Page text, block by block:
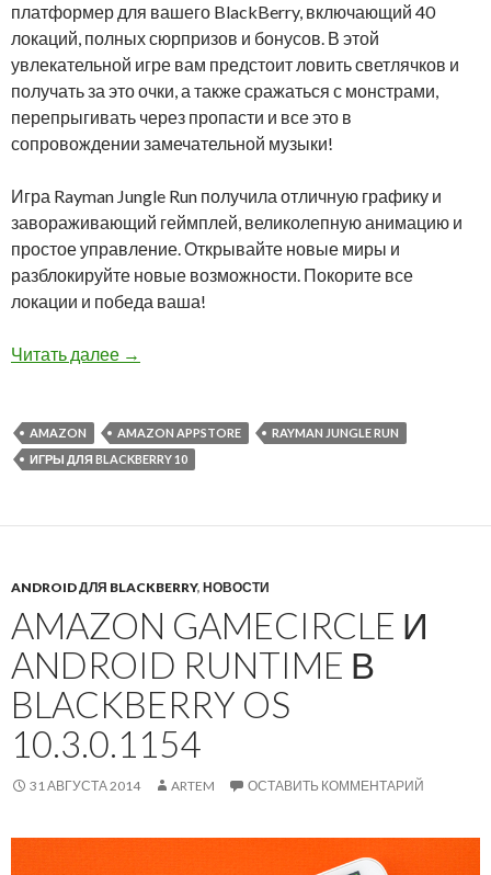
платформер для вашего BlackBerry, включающий 40
локаций, полных сюрпризов и бонусов. В этой
увлекательной игре вам предстоит ловить светлячков и
получать за это очки, а также сражаться с монстрами,
перепрыгивать через пропасти и все это в
сопровождении замечательной музыки!
Игра Rayman Jungle Run получила отличную графику и
завораживающий геймплей, великолепную анимацию и
простое управление. Открывайте новые миры и
разблокируйте новые возможности. Покорите все
локации и победа ваша!
Читать далее Amazon Appstore: Приложение дня Rayman
→
AMAZON AMAZON APPSTORE
RAYMAN JUNGLE RUN
ИГРЫ ДЛЯ BLACKBERRY 10
ANDROID ДЛЯ BLACKBERRY, НОВОСТИ
AMAZON GAMECIRCLE И
ANDROID RUNTIME В
BLACKBERRY OS
10.3.0.1154
31 АВГУСТА 2014 ARTEM ОСТАВИТЬ КОММЕНТАРИЙ